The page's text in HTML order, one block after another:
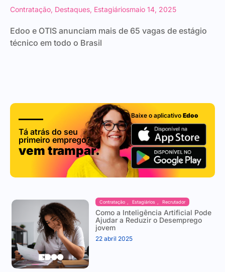
Contratação, Destaques, Estagiáriosmaio 14, 2025
Edoo e OTIS anunciam mais de 65 vagas de estágio
técnico em todo o Brasil
Tá atrás do seu
primeiro emprego?
vem trampar.
Baixe o aplicativoEdoo
Contratação Estagiários Recrutador
​Como a Inteligência Artificial Pode
Ajudar a Reduzir o Desemprego
jovem
22 abril 2025